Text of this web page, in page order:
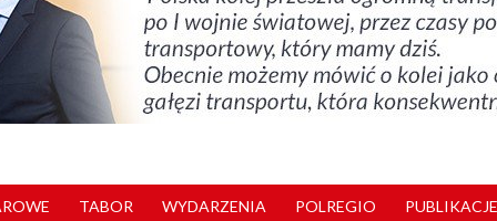
TABOR WYDARZENIA POLREGIO